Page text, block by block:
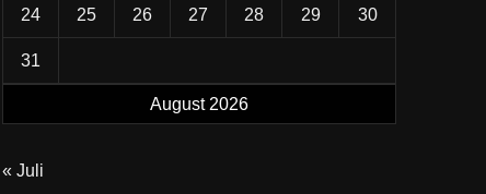
August 2026
24 25 26 27 28 29 30
31
« Juli